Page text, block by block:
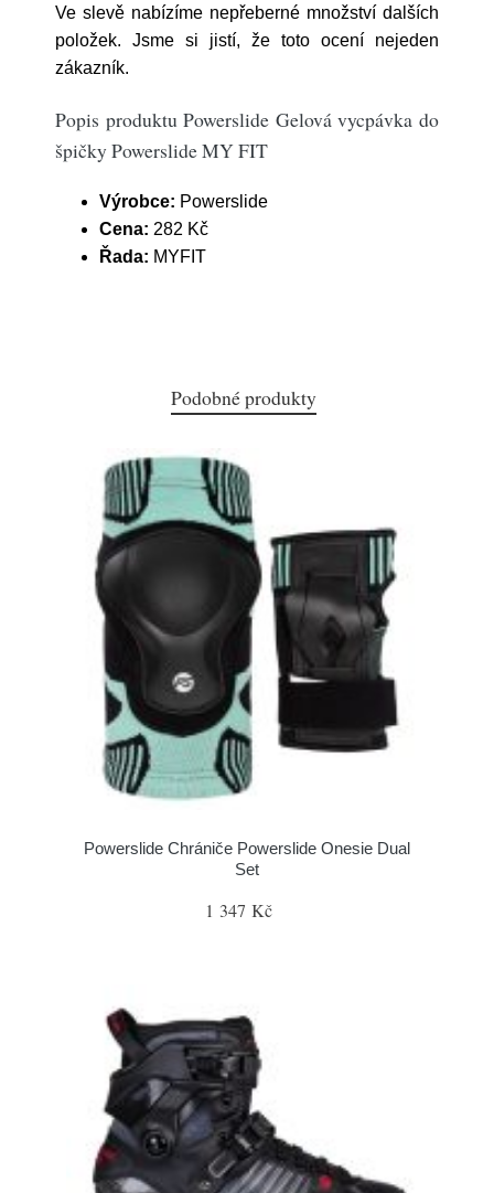
Ve slevě nabízíme nepřeberné množství dalších
položek. Jsme si jistí, že toto ocení nejeden
zákazník.
Popis produktu Powerslide Gelová vycpávka do
špičky Powerslide MY FIT
Výrobce: Powerslide
Cena: 282 Kč
Řada: MYFIT
Podobné produkty
Powerslide Chrániče Powerslide Onesie Dual
Set
1 347 Kč